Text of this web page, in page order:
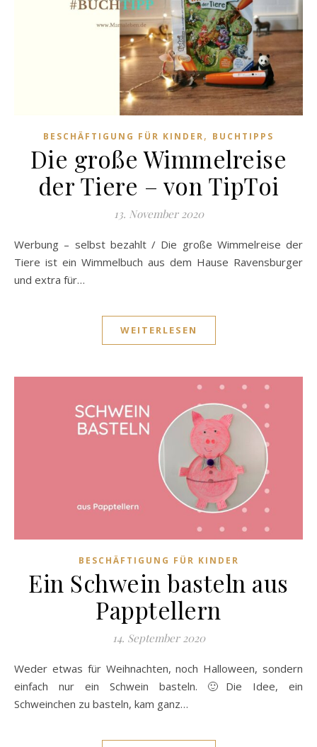
BESCHÄFTIGUNG FÜR KINDER, BUCHTIPPS
Die große Wimmelreise
der Tiere – von TipToi
13. November 2020
Werbung – selbst bezahlt / Die große Wimmelreise der
Tiere ist ein Wimmelbuch aus dem Hause Ravensburger
und extra für…
WEITERLESEN
BESCHÄFTIGUNG FÜR KINDER
Ein Schwein basteln aus
Papptellern
14. September 2020
Weder etwas für Weihnachten, noch Halloween, sondern
einfach nur ein Schwein basteln. 🙂Die Idee, ein
Schweinchen zu basteln, kam ganz…